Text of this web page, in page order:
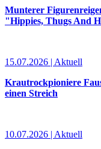
Munterer
"Hippies, Thugs And
15.07.2026 | Aktuell
Krautrockpioniere
einen Streich
10.07.2026 | Aktuell